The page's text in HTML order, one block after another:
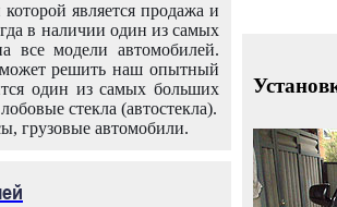
является продажа и
в наличии один из самых
все модели автомобилей.
решить наш опытный
один из самых больших
стекла (автостекла).
грузовые автомобили.